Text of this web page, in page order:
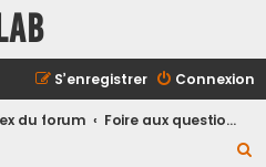
Connexion
S’enregistrer
du forum
Foire aux questions (Questions posées fréquemment)